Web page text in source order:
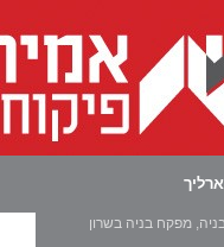
מפקח בניה בשרון